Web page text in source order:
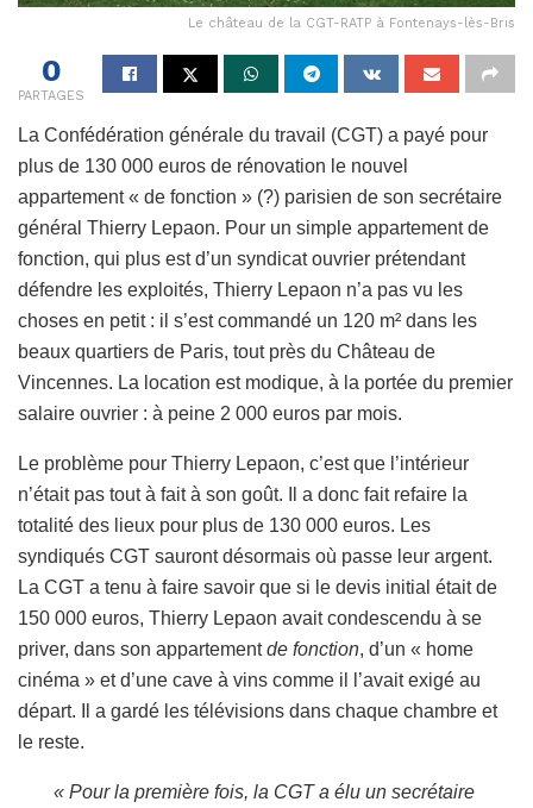
Le château de la CGT-RATP à Fontenays-lès-Bris
0
PARTAGES
La Confédération générale du travail (CGT) a payé pour
plus de 130 000 euros de rénovation le nouvel
appartement « de fonction » (?) parisien de son secrétaire
général Thierry Lepaon. Pour un simple appartement de
fonction, qui plus est d’un syndicat ouvrier prétendant
défendre les exploités, Thierry Lepaon n’a pas vu les
choses en petit : il s’est commandé un 120 m² dans les
beaux quartiers de Paris, tout près du Château de
Vincennes. La location est modique, à la portée du premier
salaire ouvrier : à peine 2 000 euros par mois.
Le problème pour Thierry Lepaon, c’est que l’intérieur
n’était pas tout à fait à son goût. Il a donc fait refaire la
totalité des lieux pour plus de 130 000 euros. Les
syndiqués CGT sauront désormais où passe leur argent.
La CGT a tenu à faire savoir que si le devis initial était de
150 000 euros, Thierry Lepaon avait condescendu à se
priver, dans son appartementde fonction, d’un « home
cinéma » et d’une cave à vins comme il l’avait exigé au
départ. Il a gardé les télévisions dans chaque chambre et
le reste.
« Pour la première fois, la CGT a élu un secrétaire